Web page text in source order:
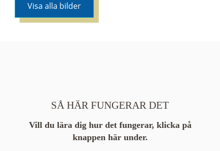
Visa alla bilder
SÅ HÄR FUNGERAR DET
Vill du lära dig hur det fungerar, klicka på
knappen här under.